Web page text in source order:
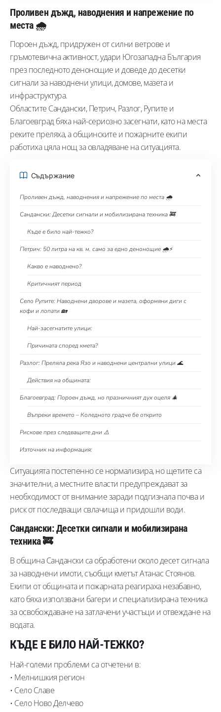
Проливен дъжд, наводнения и напрежение по
места 🌧️
Пороен дъжд, придружен от силни ветрове и
гръмотевична активност, удари Югозападна България
през последното денонощие и доведе до десетки
сигнали за наводнени улици, домове, мазета и
инфраструктура.
Областите Сандански, Петрич, Разлог, Рупите и
Благоевград бяха най-сериозно засегнати, като на места
реките преляха, а общинските и пожарните екипи
работиха цяла нощ за овладяване на ситуацията.
Съдържание
Проливен дъжд, наводнения и напрежение по места 🌧️
Сандански: Десетки сигнали и мобилизирана техника 🚒
Къде е било най-тежко?
Петрич: 50 литра на кв. м. само за едно денонощие 🌧️⚡
Какво е наводнено?
Критичният период
Село Рупите: Наводнени дворове и мазета, оформяни диги с
кофи и лопати 🏡
Най-засегнатите улици:
Причината според кмета?
Разлог: Преляла река Язо и наводнени централни улици 🌊
Действия на общината:
Благоевград: Пороен дъжд, но празничният дух оцеля 🎄
Въпреки времето – Коледното градче бе открито
Рискове през следващите дни ⚠️
Източник на информация:
Ситуацията постепенно се нормализира, но щетите са
значителни, а местните власти предупреждават за
необходимост от внимание заради подгизнала почва и
риск от последващи свлачища и придошли води.
Сандански: Десетки сигнали и мобилизирана
техника 🚒
В община Сандански са обработени около десет сигнала
за наводнени имоти, съобщи кметът Атанас Стоянов.
Екипи от общината и пожарната реагираха незабавно,
като бяха използвани багери и специализирана техника
за освобождаване на затлачени участъци и отвеждане на
водата.
КЪДЕ Е БИЛО НАЙ-ТЕЖКО?
Най-големи проблеми са отчетени в:
• Мелнишкия регион
• Село Славе
• Село Ново Делчево